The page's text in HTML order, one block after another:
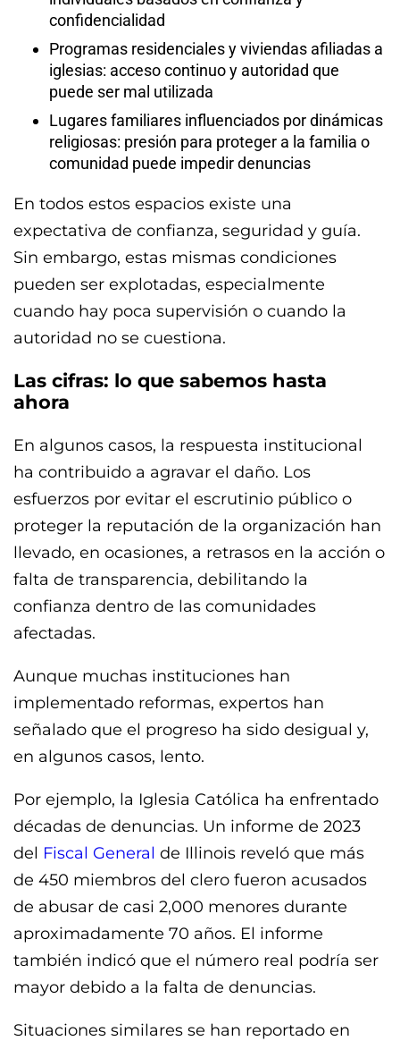
confidencialidad
Programas residenciales y viviendas afiliadas a
iglesias: acceso continuo y autoridad que
puede ser mal utilizada
Lugares familiares influenciados por dinámicas
religiosas: presión para proteger a la familia o
comunidad puede impedir denuncias
En todos estos espacios existe una
expectativa de confianza, seguridad y guía.
Sin embargo, estas mismas condiciones
pueden ser explotadas, especialmente
cuando hay poca supervisión o cuando la
autoridad no se cuestiona.
Las cifras: lo que sabemos hasta
ahora
En algunos casos, la respuesta institucional
ha contribuido a agravar el daño. Los
esfuerzos por evitar el escrutinio público o
proteger la reputación de la organización han
llevado, en ocasiones, a retrasos en la acción o
falta de transparencia, debilitando la
confianza dentro de las comunidades
afectadas.
Aunque muchas instituciones han
implementado reformas, expertos han
señalado que el progreso ha sido desigual y,
en algunos casos, lento.
Por ejemplo, la Iglesia Católica ha enfrentado
décadas de denuncias. Un informe de 2023
del Fiscal General de Illinois reveló que más
de 450 miembros del clero fueron acusados
de abusar de casi 2,000 menores durante
aproximadamente 70 años. El informe
también indicó que el número real podría ser
mayor debido a la falta de denuncias.
Situaciones similares se han reportado en